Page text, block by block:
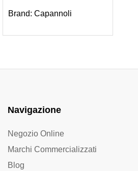
Brand: Capannoli
Navigazione
Negozio Online
Marchi Commercializzati
Blog